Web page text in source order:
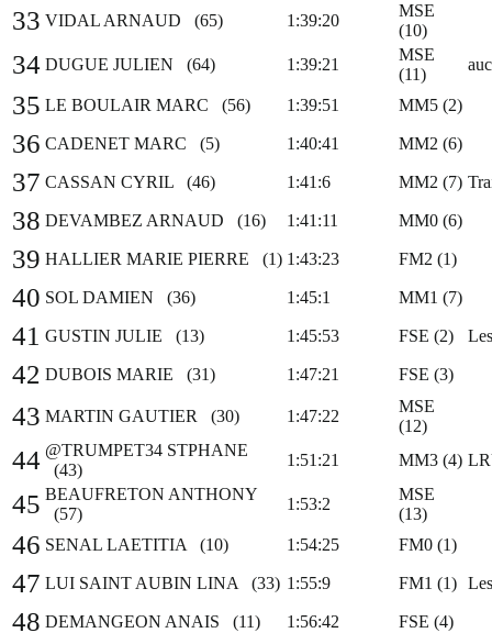
33 VIDAL ARNAUD (65) 1:39:20
MSE
(10)
34 DUGUE JULIEN (64) 1:39:21
MSE
(11)
35 LE BOULAIR MARC (56) 1:39:51 MM5 (2)
36 CADENET MARC (5) 1:40:41 MM2 (6)
37 CASSAN CYRIL (46) 1:41:6 MM2 (7)
38 DEVAMBEZ ARNAUD (16) 1:41:11 MM0 (6)
39 HALLIER MARIE PIERRE (1) 1:43:23 FM2 (1)
40 SOL DAMIEN (36) 1:45:1 MM1 (7)
41 GUSTIN JULIE (13) 1:45:53 FSE (2)
42 DUBOIS MARIE (31) 1:47:21 FSE (3)
43 MARTIN GAUTIER (30) 1:47:22
MSE
(12)
44 @TRUMPET34 STPHANE
(43)
1:51:21 MM3 (4)
45 BEAUFRETON ANTHONY
(57)
1:53:2
MSE
(13)
46 SENAL LAETITIA (10) 1:54:25 FM0 (1)
47 LUI SAINT AUBIN LINA (33) 1:55:9 FM1 (1)
48 DEMANGEON ANAIS (11) 1:56:42 FSE (4)